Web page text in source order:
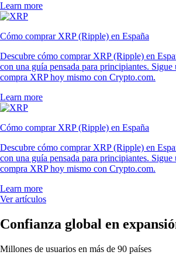
Learn more
Cómo comprar XRP (Ripple) en España
Descubre cómo comprar XRP (Ripple) en
con una guía pensada para principiantes. Sigue
compra XRP hoy mismo con Crypto.com.
Learn more
Cómo comprar XRP (Ripple) en España
Descubre cómo comprar XRP (Ripple) en
con una guía pensada para principiantes. Sigue
compra XRP hoy mismo con Crypto.com.
Learn more
Ver artículos
Confianza global en
Millones de usuarios en más de 90 países